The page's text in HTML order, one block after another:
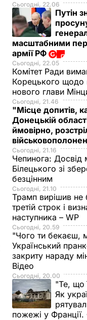
Сьогодні, 22.06
Путін
масштабними
армії РФ
Сьогодні, 22.05
Комітет Ради
Корецького щодо
нового глави
Сьогодні, 21.46
"Місце допитів,
Донецькій
ймовірно,
Сьогодні, 21.16
Чепинога: Досвід
Білецького зі
безцінним
Сьогодні, 21.10
Трамп вирішив не
третій строк і
наступника – WP
Сьогодні, 20.59
"Чого ти бекаєш,
Український
закриту нараду
Відео
Сьогодні, 20.00
"Те, що
Як
пожежі у